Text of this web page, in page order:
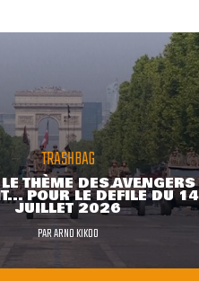
TRASHBAG
THÈME DES AVENGERS
POUR LE DÉFILÉ DU 14
JUILLET 2026
PARARNO KIKOO